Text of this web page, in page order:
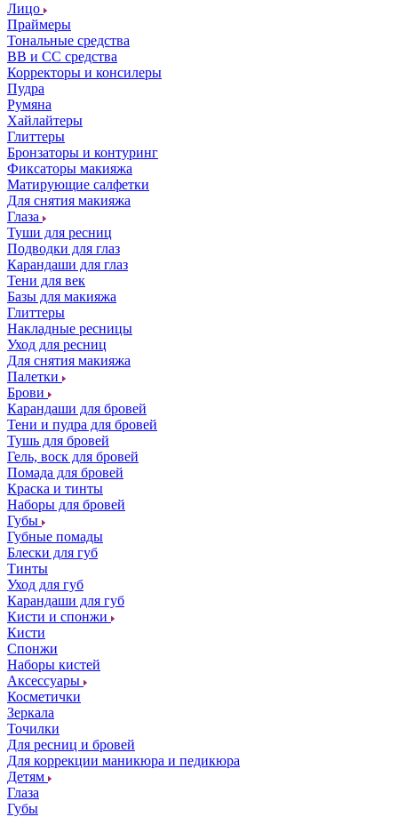
Лицо
Праймеры
Тональные средства
ВВ и СС средства
Корректоры и консилеры
Пудра
Румяна
Хайлайтеры
Глиттеры
Бронзаторы и контуринг
Фиксаторы макияжа
Матирующие салфетки
Для снятия макияжа
Глаза
Туши для ресниц
Подводки для глаз
Карандаши для глаз
Тени для век
Базы для макияжа
Глиттеры
Накладные ресницы
Уход для ресниц
Для снятия макияжа
Палетки
Брови
Карандаши для бровей
Тени и пудра для бровей
Тушь для бровей
Гель, воск для бровей
Помада для бровей
Краска и тинты
Наборы для бровей
Губы
Губные помады
Блески для губ
Тинты
Уход для губ
Карандаши для губ
Кисти и спонжи
Кисти
Спонжи
Наборы кистей
Аксессуары
Косметички
Зеркала
Точилки
Для ресниц и бровей
Для коррекции маникюра и педикюра
Детям
Глаза
Губы